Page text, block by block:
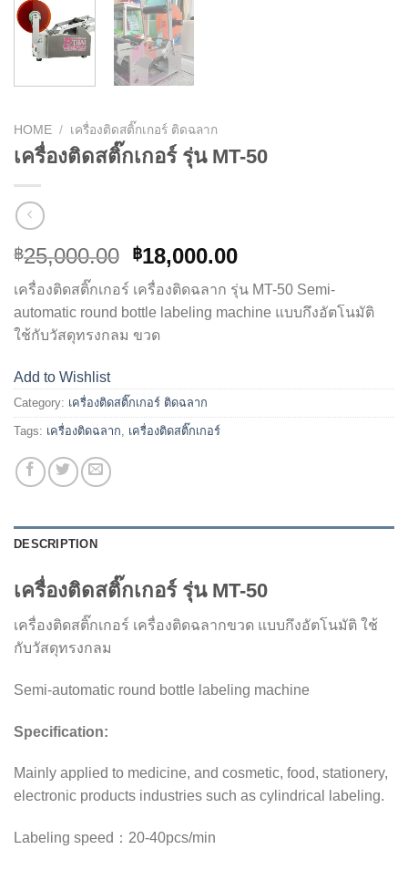
HOME / เครื่องติดสติ๊กเกอร์ ติดฉลาก
เครื่องติดสติ๊กเกอร์ รุ่น MT-50
฿25,000.00 ฿18,000.00
เครื่องติดสติ๊กเกอร์ เครื่องติดฉลาก รุ่น MT-50 Semi-
automatic round bottle labeling machine แบบกึงอัตโนมัติ
ใช้กับวัสดุทรงกลม ขวด
Add to Wishlist
Category: เครื่องติดสติ๊กเกอร์ ติดฉลาก
Tags: เครื่องติดฉลาก เครื่องติดสติ๊กเกอร์
DESCRIPTION
เครื่องติดสติ๊กเกอร์ รุ่น MT-50
เครื่องติดสติ๊กเกอร์ เครื่องติดฉลากขวด แบบกึงอัตโนมัติ ใช้
กับวัสดุทรงกลม
Semi-automatic round bottle labeling machine
Specification:
Mainly applied to medicine, and cosmetic, food, stationery,
electronic products industries such as cylindrical labeling.
Labeling speed：20-40pcs/min